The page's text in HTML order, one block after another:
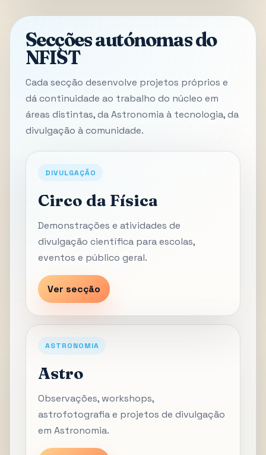
Secções autónomas do
NFIST
Cada secção desenvolve projetos próprios e
dá continuidade ao trabalho do núcleo em
áreas distintas, da Astronomia à tecnologia, da
divulgação à comunidade.
DIVULGAÇÃO
Circo da Física
Demonstrações e atividades de
divulgação científica para escolas,
eventos e público geral.
Ver secção
ASTRONOMIA
Astro
Observações, workshops,
astrofotografia e projetos de divulgação
em Astronomia.